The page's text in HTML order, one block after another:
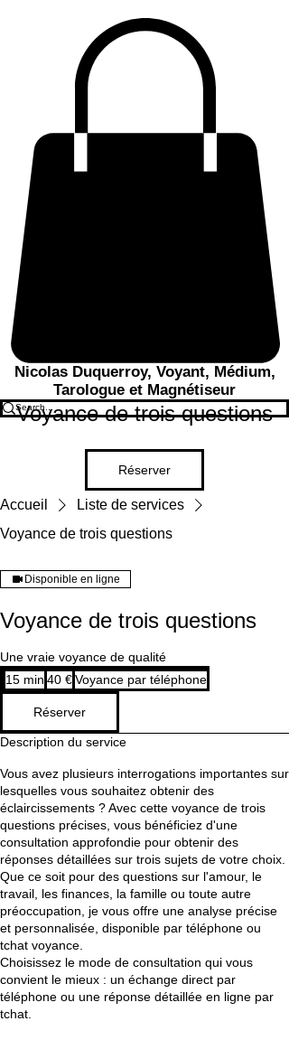
Nicolas Duquerroy, Voyant, Médium,
Tarologue et Magnétiseur
Voyance de trois questions
Réserver
Accueil
Liste de services
Voyance de trois questions
Disponible en ligne
Voyance de trois questions
Une vraie voyance de qualité
15 min 1
5
m
i
n
40
euros
40 €Voyance par téléphone
Réserver
Description du service
Vous avez plusieurs interrogations importantes sur
lesquelles vous souhaitez obtenir des
éclaircissements ? Avec cette voyance de trois
questions précises, vous bénéficiez d'une
consultation approfondie pour obtenir des
réponses détaillées sur trois sujets de votre choix.
Que ce soit pour des questions sur l'amour, le
travail, les finances, la famille ou toute autre
préoccupation, je vous offre une analyse précise
et personnalisée, disponible par téléphone ou
tchat voyance.
Choisissez le mode de consultation qui vous
convient le mieux : un échange direct par
téléphone ou une réponse détaillée en ligne par
tchat.